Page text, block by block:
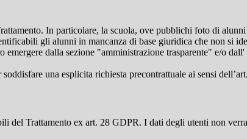
In particolare, la scuola, ove pubblichi foto di
gli alunni in mancanza di base giuridica che non si
dalla sezione "amministrazione trasparente" e/o
una esplicita richiesta precontrattuale ai sensi
del Trattamento ex art. 28 GDPR. I dati degli utenti non